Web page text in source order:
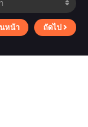
หน้า ถัดไป